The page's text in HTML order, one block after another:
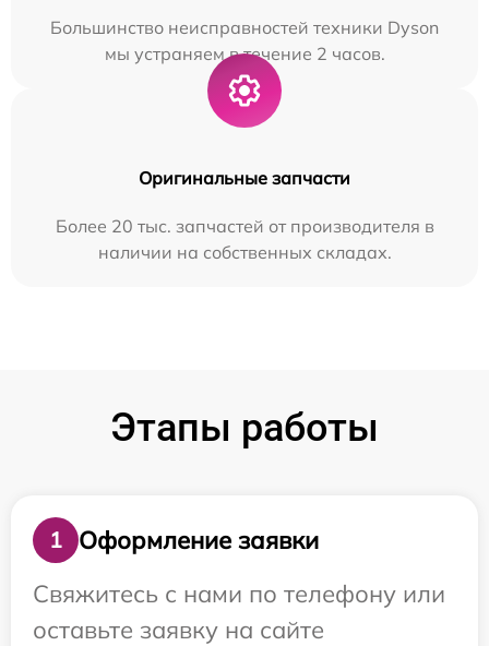
Большинство неисправностей техники Dyson
мы устраняем в течение 2 часов.
Оригинальные запчасти
Более 20 тыс. запчастей от производителя в
наличии на собственных складах.
Этапы работы
1
Оформление заявки
Свяжитесь с нами по телефону или
оставьте заявку на сайте